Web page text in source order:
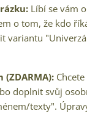
Líbí se vám
o tom, že kdo
variantu
doplnit svůj
texty".